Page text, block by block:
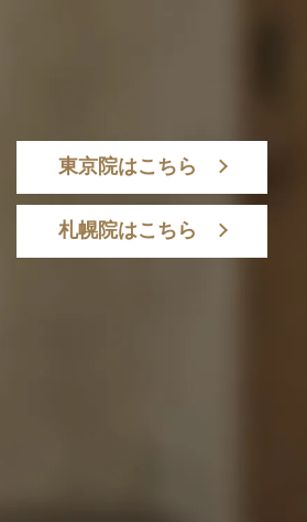
東京院はこちら
札幌院はこちら